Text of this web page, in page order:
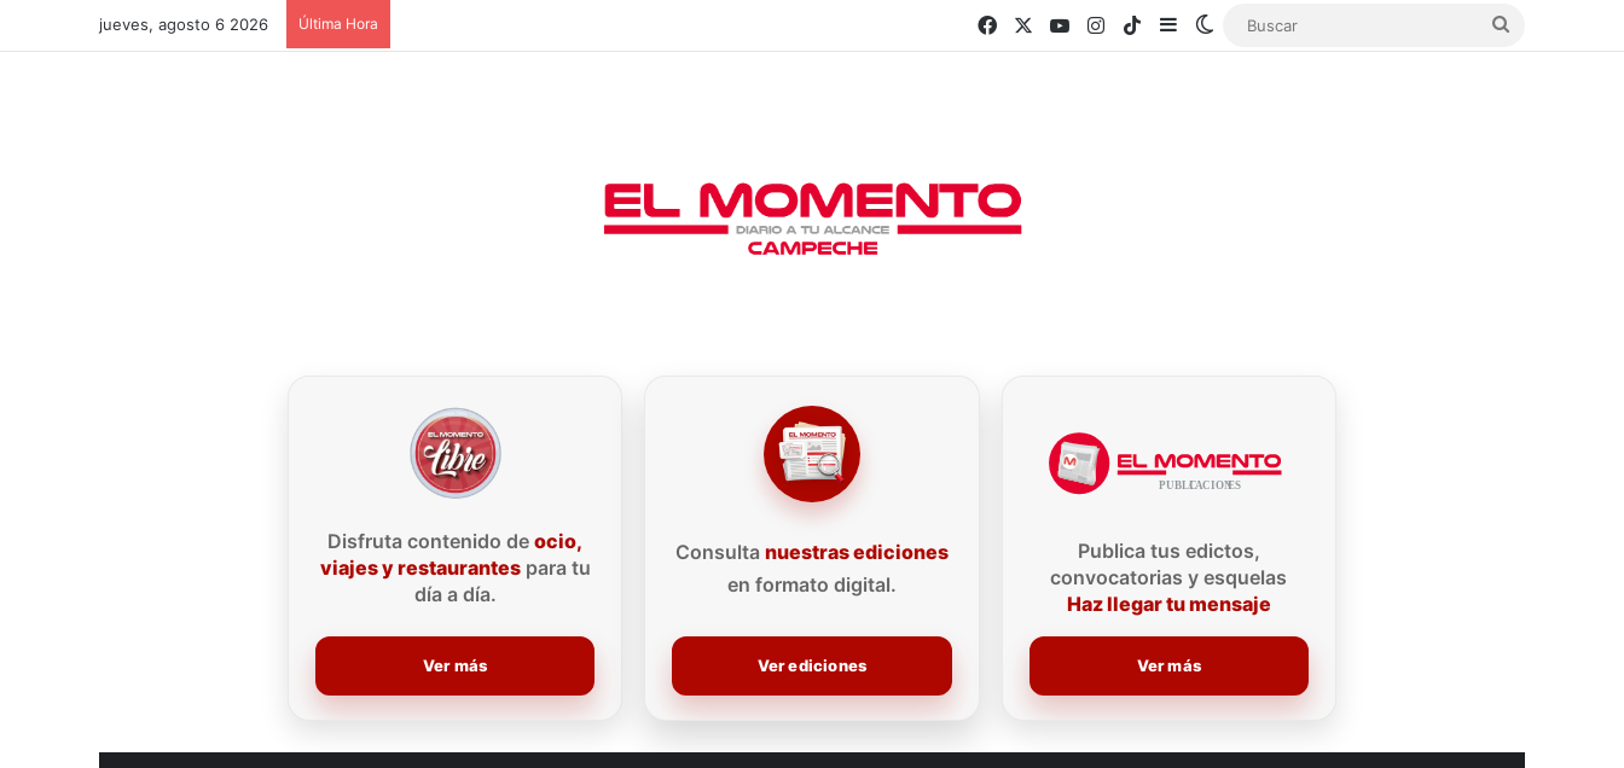
jueves, agosto 6 2026 Última Hora FacebookYouTubeInstagram
TikTokSidebarSwitch skin Buscar
Disfruta contenido deocio,
viajes y restaurantespara tu
día a día.
Ver más
Consulta nuestras ediciones
en formato digital.
Ver ediciones
Publica tus edictos,
convocatorias y esquelas
Haz llegar tu mensaje
Ver más